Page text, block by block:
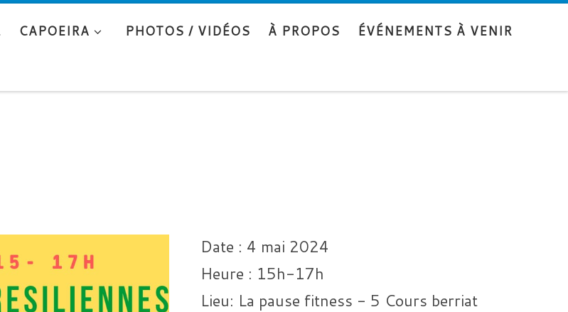
CAPOEIRA PHOTOS / VIDÉOS À PROPOS
ÉVÉNEMENTS À VENIR
Date : 4 mai 2024
Heure : 15h-17h
Lieu: La pause fitness - 5 Cours berriat